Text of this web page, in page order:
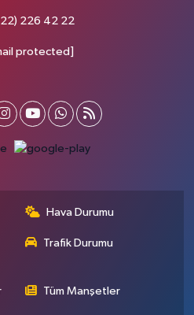
226 42 22
protected]
Hava Durumu
Trafik Durumu
Tüm Manşetler